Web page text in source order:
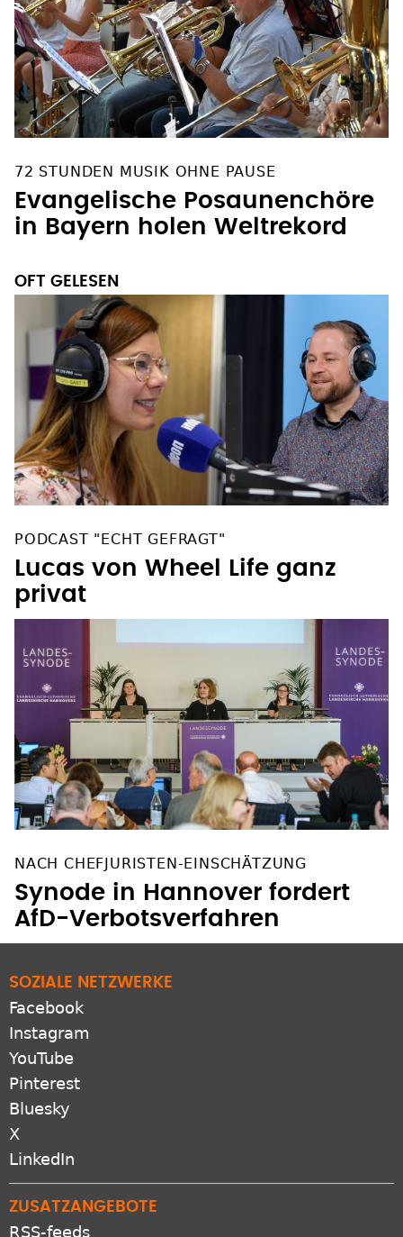
72 STUNDEN MUSIK OHNE PAUSE
Evangelische Posaunenchöre
in Bayern holen Weltrekord
OFT GELESEN
PODCAST "ECHT GEFRAGT"
Lucas von Wheel Life ganz
privat
NACH CHEFJURISTEN-EINSCHÄTZUNG
Synode in Hannover fordert
AfD-Verbotsverfahren
SOZIALE NETZWERKE
Facebook
Instagram
YouTube
Pinterest
Bluesky
X
LinkedIn
ZUSATZANGEBOTE
RSS-feeds